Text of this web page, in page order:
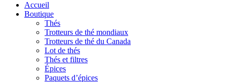
Accueil
Boutique
Thés
Trotteurs de thé mondiaux
Trotteurs de thé du Canada
Lot de thés
Thés et filtres
Épices
Paquets d’épices